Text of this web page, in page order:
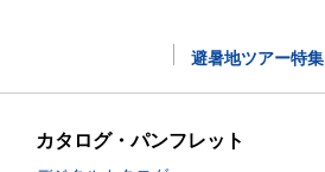
避暑地ツアー特集
カタログ・パンフレット